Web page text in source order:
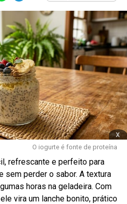
x
O iogurte é fonte de proteína
refrescante e perfeito para
sem perder o sabor. A textura
horas na geladeira. Com
vira um lanche bonito, prático